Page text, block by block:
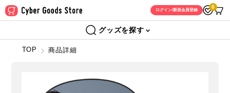
ログイン/新規会員登録
0
グッズを探す
TOP 商品詳細